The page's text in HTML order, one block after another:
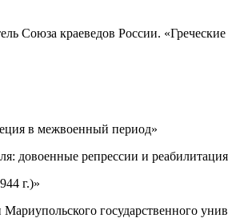
Союза краеведов России.
в межвоенный период»
довоенные репрессии и
г.)»
государственного